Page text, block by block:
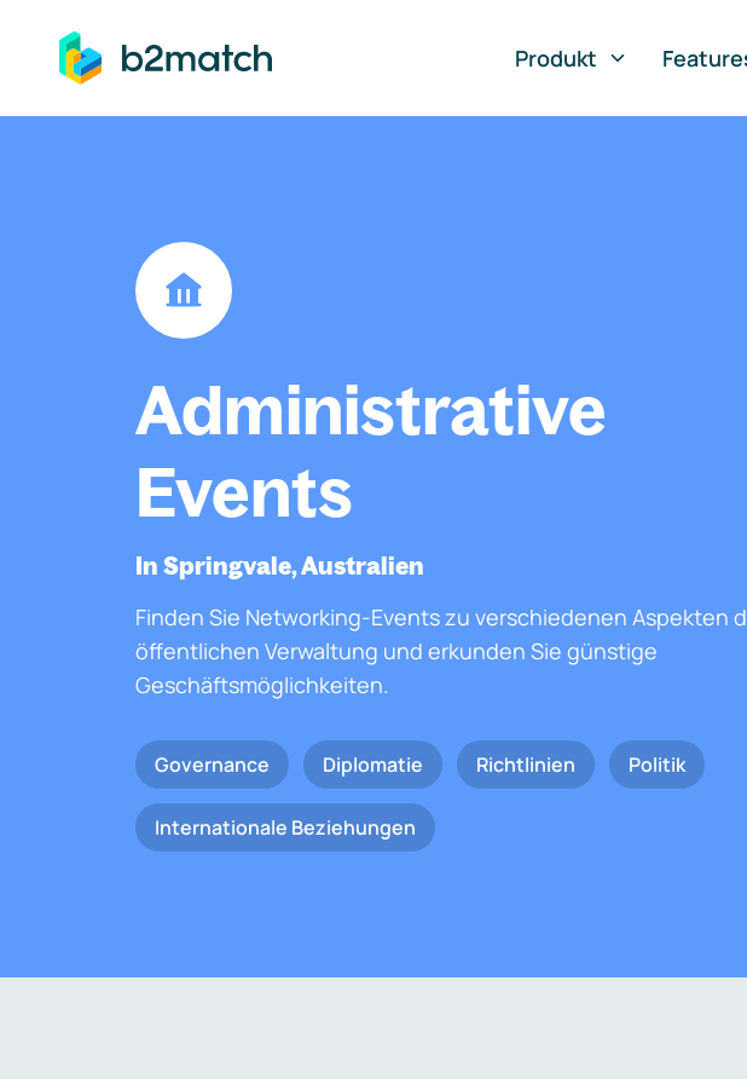
springen
Produkt
Administrative
Events
In Springvale, Australien
Finden Sie Networking-Events zu verschiedenen Aspekten
öffentlichen Verwaltung und erkunden Sie günstige
Geschäftsmöglichkeiten.
Governance Diplomatie Richtlinien Politik
Internationale Beziehungen